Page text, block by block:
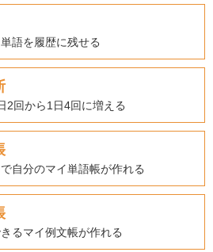
語を履歴に残せる
2回から1日4回に増える
自分のマイ単語帳が作れる
るマイ例文帳が作れる